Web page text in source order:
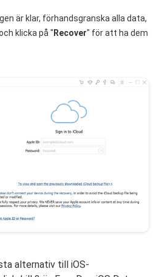
är klar, förhandsgranska alla data,
klicka på "Recover" för att ha dem
alternativ till iOS-